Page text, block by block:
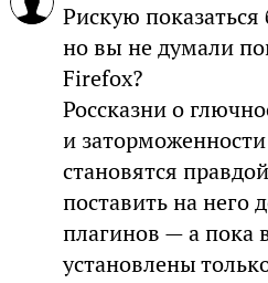
Рискую
но вы не думали
Firefox?
Россказни о
и
становятся
поставить на него
плагинов — а пока
установлены